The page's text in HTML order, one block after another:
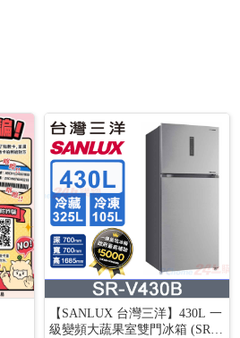
【SANLUX 台灣三洋】430L 一
級變頻大蔬果室雙門冰箱 (SR-V